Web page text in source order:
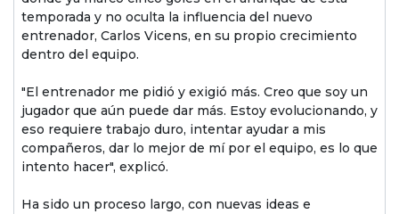
temporada y no oculta la influencia del nuevo
entrenador, Carlos Vicens, en su propio crecimiento
dentro del equipo.
"El entrenador me pidió y exigió más. Creo que soy un
jugador que aún puede dar más. Estoy evolucionando, y
eso requiere trabajo duro, intentar ayudar a mis
compañeros, dar lo mejor de mí por el equipo, es lo que
intento hacer", explicó.
Ha sido un proceso largo, con nuevas ideas e